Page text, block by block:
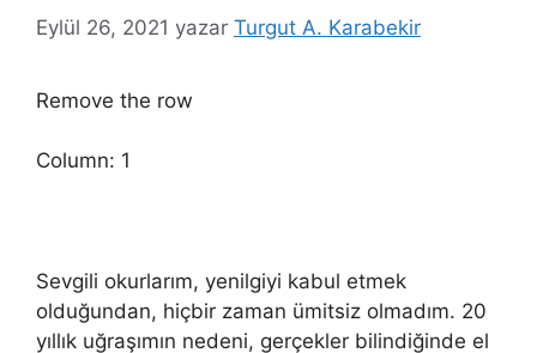
Eylül 26, 2021 yazar Turgut A. Karabekir
Remove the row
Column: 1
Sevgili okurlarım, yenilgiyi kabul etmek
olduğundan, hiçbir zaman ümitsiz olmadım. 20
yıllık uğraşımın nedeni, gerçekler bilindiğinde el